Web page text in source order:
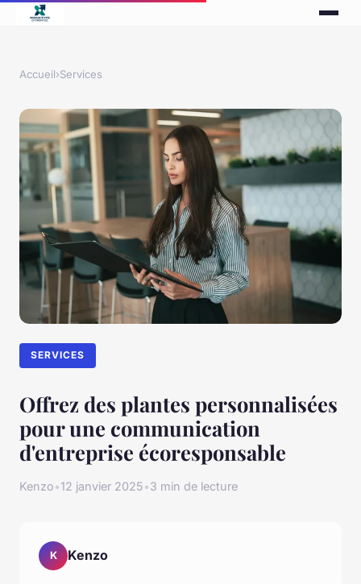
Accueil›Services
SERVICES
Offrez des plantes personnalisées
pour une communication
d'entreprise écoresponsable
Kenzo•12 janvier 2025•3 min de lecture
K Kenzo